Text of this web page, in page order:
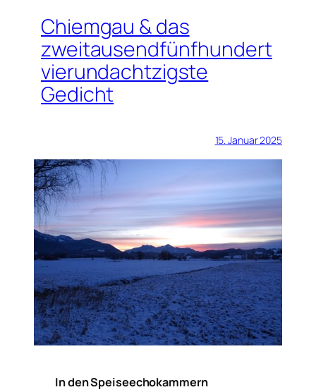
Chiemgau & das
zweitausendfünfhundert
vierundachtzigste
Gedicht
15. Januar 2025
In den Speiseechokammern